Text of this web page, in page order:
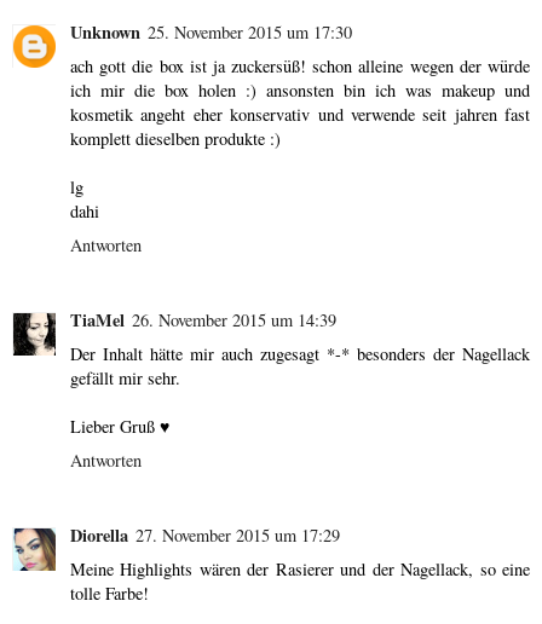
Unknown 25. November 2015 um 17:30
ach gott die box ist ja zuckersüß! schon alleine wegen der würde
ich mir die box holen :) ansonsten bin ich was makeup und
kosmetik angeht eher konservativ und verwende seit jahren fast
komplett dieselben produkte :)
lg
dahi
Antworten
TiaMel 26. November 2015 um 14:39
Der Inhalt hätte mir auch zugesagt *-* besonders der Nagellack
gefällt mir sehr.
Lieber Gruß ♥
Antworten
Diorella 27. November 2015 um 17:29
Meine Highlights wären der Rasierer und der Nagellack, so eine
tolle Farbe!